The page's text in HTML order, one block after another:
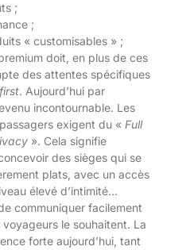
;
;
« customisables » ;
doit, en plus de ces
des attentes spécifiques
first. Aujourd’hui par
incontournable. Les
exigent du « Full
». Cela signifie
des sièges qui se
plats, avec un accès
élevé d’intimité…
communiquer facilement
voyageurs le souhaitent. La
forte aujourd’hui, tant